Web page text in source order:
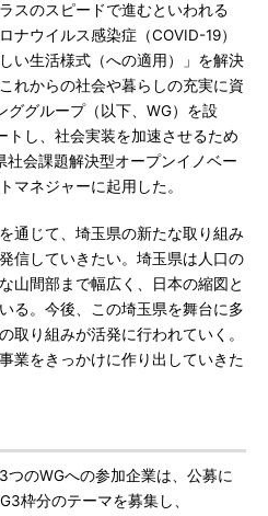
スのスピードで進むといわれる
ナウイルス感染症（COVID-19）
い生活様式（への適用）」を解決
れからの社会や暮らしの充実に資
グループ（以下、WG）を設
トし、社会実装を加速させるため
社会課題解決型オープンイノベー
マネジャーに起用した。
通じて、埼玉県の新たな取り組み
信していきたい。埼玉県は人口の
山間部まで幅広く、日本の縮図と
る。今後、この埼玉県を舞台に多
取り組みが活発に行われていく。
業をきっかけに作り出していきた
のWGへの参加企業は、公募に
枠分のテーマを募集し、